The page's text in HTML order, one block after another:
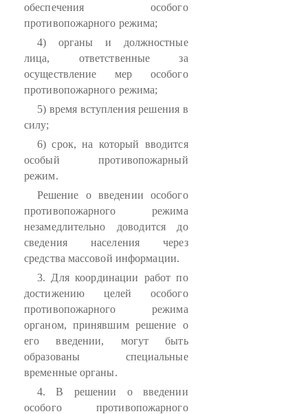
обеспечения особого
противопожарного режима;
4) органы и должностные
лица, ответственные за
осуществление мер особого
противопожарного режима;
5) время вступления решения в
силу;
6) срок, на который вводится
особый противопожарный
режим.
Решение о введении особого
противопожарного режима
незамедлительно доводится до
сведения населения через
средства массовой информации.
3. Для координации работ по
достижению целей особого
противопожарного режима
органом, принявшим решение о
его введении, могут быть
образованы специальные
временные органы.
4. В решении о введении
особого противопожарного